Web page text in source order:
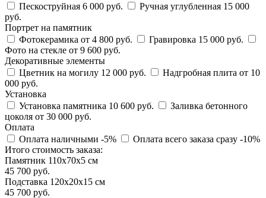
Пескоструйная 6 000 руб. Ручная углубленная 15 000
руб.
Портрет на памятник
Фотокерамика от 4 800 руб. Гравировка 15 000 руб.
Фото на стекле от 9 600 руб.
Декоративные элементы
Цветник на могилу 12 000 руб. Надгробная плита от 10
000 руб.
Установка
Установка памятника 10 600 руб.
Заливка бетонного
цоколя от 30 000 руб.
Оплата
Оплата наличными -5% Оплата всего заказа сразу -10%
Итого стоимость заказа:
Памятник 110х70х5 см
45 700 руб.
Подставка 120х20х15 см
45 700 руб.